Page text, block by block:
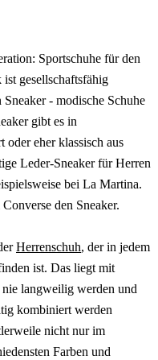
Sportschuhe für den
gesellschaftsfähig
- modische Schuhe
gibt es in
oder eher klassisch aus
Leder-Sneaker für Herren
bei La Martina.
den Sneaker.
Herrenschuh, der in jedem
ist. Das liegt mit
nie langweilig werden und
kombiniert werden
nicht nur im
Farben und